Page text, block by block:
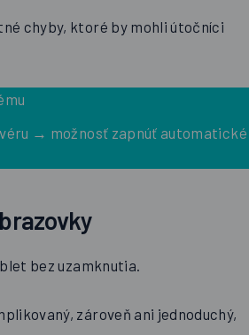
chyby, ktoré by mohli útočníci
→ možnosť zapnúť automatické
bez uzamknutia.
zároveň ani jednoduchý,